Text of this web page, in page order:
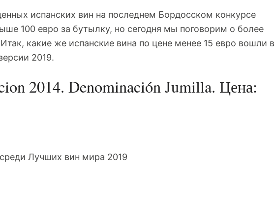
испанских вин на последнем Бордосском конкурсе
100 евро за бутылку, но сегодня мы поговорим о более
какие же испанские вина по цене менее 15 евро вошли в
2019.
2014. Denominación Jumilla. Цена: